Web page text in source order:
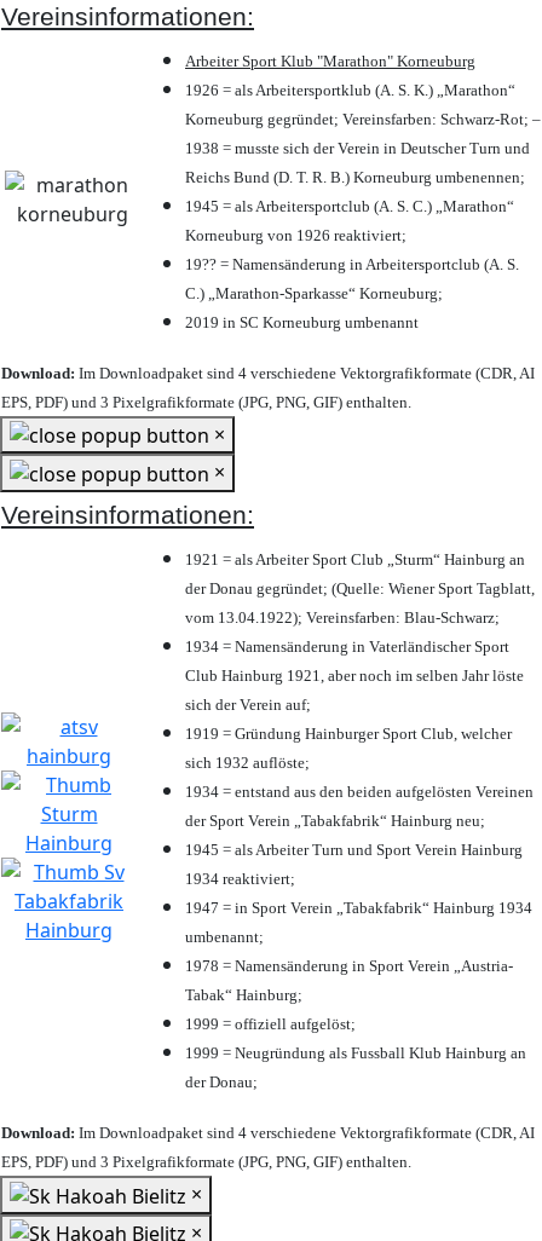
Vereinsinformationen:
Arbeiter Sport Klub "Marathon" Korneuburg
1926 = als Arbeitersportklub (A. S. K.) „Marathon“
Korneuburg gegründet; Vereinsfarben: Schwarz-Rot; –
1938 = musste sich der Verein in Deutscher Turn und
Reichs Bund (D. T. R. B.) Korneuburg umbenennen;
1945 = als Arbeitersportclub (A. S. C.) „Marathon“
Korneuburg von 1926 reaktiviert;
19?? = Namensänderung in Arbeitersportclub (A. S.
C.) „Marathon-Sparkasse“ Korneuburg;
2019 in SC Korneuburg umbenannt
Download: Im Downloadpaket sind 4 verschiedene Vektorgrafikformate (CDR, AI
EPS, PDF) und 3 Pixelgrafikformate (JPG, PNG, GIF) enthalten.
×
×
Vereinsinformationen:
1921 = als Arbeiter Sport Club „Sturm“ Hainburg an
der Donau gegründet; (Quelle: Wiener Sport Tagblatt,
vom 13.04.1922); Vereinsfarben: Blau-Schwarz;
1934 = Namensänderung in Vaterländischer Sport
Club Hainburg 1921, aber noch im selben Jahr löste
sich der Verein auf;
1919 = Gründung Hainburger Sport Club, welcher
sich 1932 auflöste;
1934 = entstand aus den beiden aufgelösten Vereinen
der Sport Verein „Tabakfabrik“ Hainburg neu;
1945 = als Arbeiter Turn und Sport Verein Hainburg
1934 reaktiviert;
1947 = in Sport Verein „Tabakfabrik“ Hainburg 1934
umbenannt;
1978 = Namensänderung in Sport Verein „Austria-
Tabak“ Hainburg;
1999 = offiziell aufgelöst;
1999 = Neugründung als Fussball Klub Hainburg an
der Donau;
Download: Im Downloadpaket sind 4 verschiedene Vektorgrafikformate (CDR, AI
EPS, PDF) und 3 Pixelgrafikformate (JPG, PNG, GIF) enthalten.
×
×